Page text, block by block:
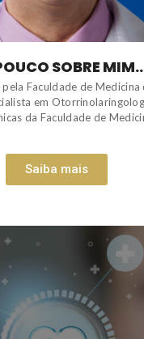
SOBRE
Faculdade de Medicina
em
da Faculdade de
Saiba mais